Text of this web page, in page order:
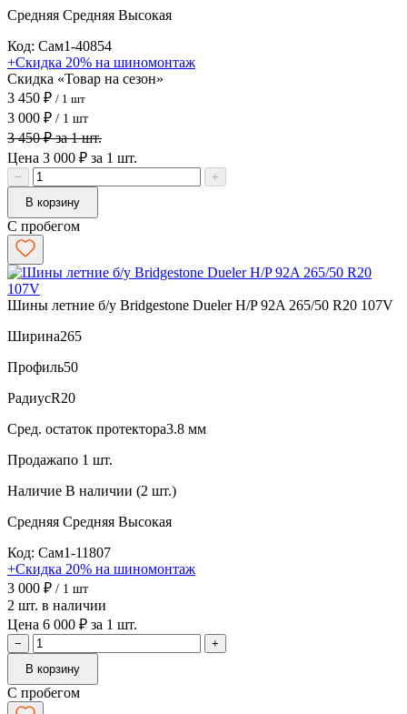
Средняя Средняя Высокая
Код: Сам1-40854
+Скидка 20% на шиномонтаж
Скидка «Товар на сезон»
3 450 ₽ / 1 шт
3 000 ₽ / 1 шт
3 450 ₽ за 1 шт.
Цена 3 000 ₽ за 1 шт.
−
+
В корзину
С пробегом
Шины летние б/у Bridgestone Dueler H/P 92A 265/50 R20 107V
Ширина265
Профиль50
РадиусR20
Сред. остаток протектора3.8 мм
Продажапо 1 шт.
Наличие В наличии (2 шт.)
Средняя Средняя Высокая
Код: Сам1-11807
+Скидка 20% на шиномонтаж
3 000 ₽ / 1 шт
2 шт. в наличии
Цена 6 000 ₽ за 1 шт.
−
+
В корзину
С пробегом